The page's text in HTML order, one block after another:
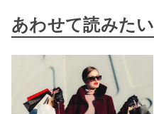
あわせて読みたい